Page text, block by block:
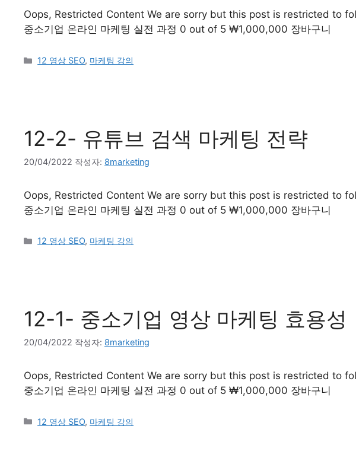
Oops, Restricted Content We are sorry but this post is restricted to
중소기업 온라인 마케팅 실전 과정 0 out of 5 ₩1,000,000 장바구니
12 영상 SEO, 마케팅 강의
12-2- 유튜브 검색 마케팅 전략
20/04/2022 작성자: 8marketing
Oops, Restricted Content We are sorry but this post is restricted to
중소기업 온라인 마케팅 실전 과정 0 out of 5 ₩1,000,000 장바구니
12 영상 SEO, 마케팅 강의
12-1- 중소기업 영상 마케팅 효용성
20/04/2022 작성자: 8marketing
Oops, Restricted Content We are sorry but this post is restricted to
중소기업 온라인 마케팅 실전 과정 0 out of 5 ₩1,000,000 장바구니
12 영상 SEO, 마케팅 강의